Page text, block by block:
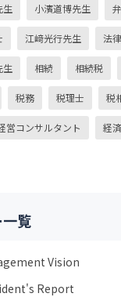
生 小濱道博先生
江﨑光行先生 法
生 相続 相続税
税務 税理士 税
営コンサルタント 経済
覧
Vision
Report